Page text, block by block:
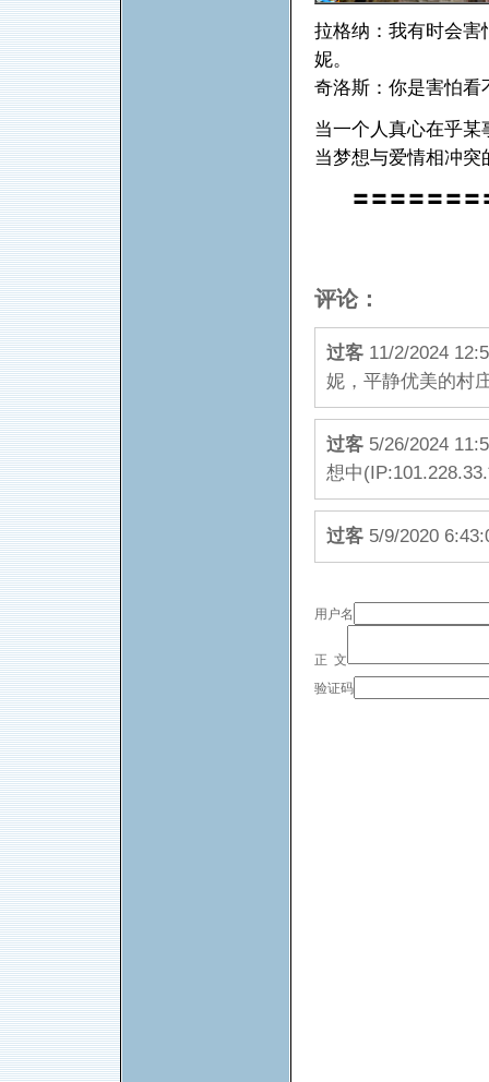
拉格纳：我有时会害
妮。
奇洛斯：你是害怕看
当一个人真心在乎
当梦想与爱情相冲
〓〓〓〓〓〓
评论：
过客 11/2/2024
妮，平静优美的村
过客 5/26/2024
想中
过客 5/9/2020
用户名
正 文
验证码